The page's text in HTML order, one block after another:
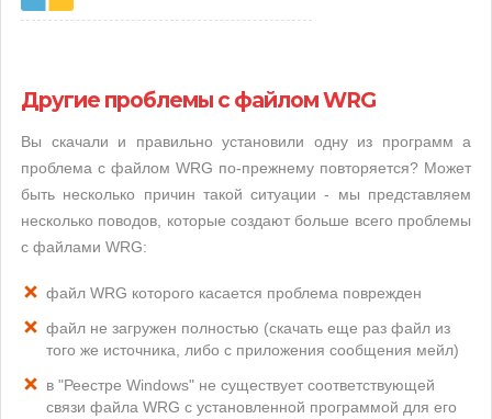
Другие проблемы с файлом WRG
Вы скачали и правильно установили одну из программ а
проблема с файлом WRG по-прежнему повторяется? Может
быть несколько причин такой ситуации - мы представляем
несколько поводов, которые создают больше всего проблемы
с файлами WRG:
файл WRG которого касается проблема поврежден
файл не загружен полностью (скачать еще раз файл из
того же источника, либо с приложения сообщения мейл)
в "Реестре Windows" не существует соответствующей
связи файла WRG с установленной программой для его